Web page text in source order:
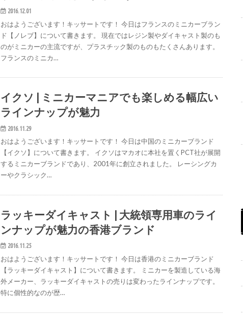
2016.12.01
おはようございます！キッサートです！ 今日はフランスのミニカーブラン
ド【ノレブ】について書きます。 現在ではレジン製やダイキャスト製のも
のがミニカーの主流ですが、プラスチック製のものもたくさんあります。
フランスのミニカ…
イクソ | ミニカーマニアでも楽しめる幅広い
ラインナップが魅力
2016.11.29
おはようございます！キッサートです！ 今日は中国のミニカーブランド
【イクソ】について書きます。 イクソはマカオに本社を置くPCT社が展開
するミニカーブランドであり、2001年に創立されました。 レーシングカ
ーやクラシック…
ラッキーダイキャスト | 大統領専用車のライ
ンナップが魅力の香港ブランド
2016.11.25
おはようございます！キッサートです！ 今日は香港のミニカーブランド
【ラッキーダイキャスト】について書きます。 ミニカーを製造している海
外メーカー、ラッキーダイキャストの売りは変わったラインナップです。
特に個性的なのが歴…